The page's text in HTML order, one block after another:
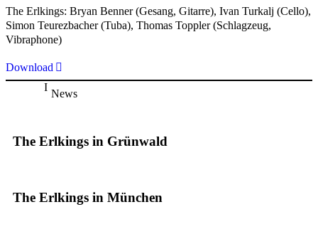
The Erlkings: Bryan Benner (Gesang, Gitarre), Ivan Turkalj (Cello),
Simon Teurezbacher (Tuba), Thomas Toppler (Schlagzeug,
Vibraphone)
Download
News
The Erlkings in Grünwald
The Erlkings in München